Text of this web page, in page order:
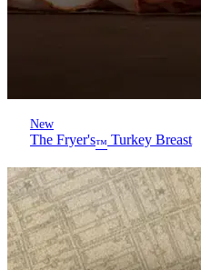
New
The Fryer's™ Turkey Breast